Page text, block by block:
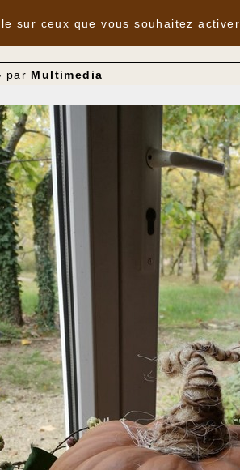
par Multimedia
sur ceux que vous souhaitez activer